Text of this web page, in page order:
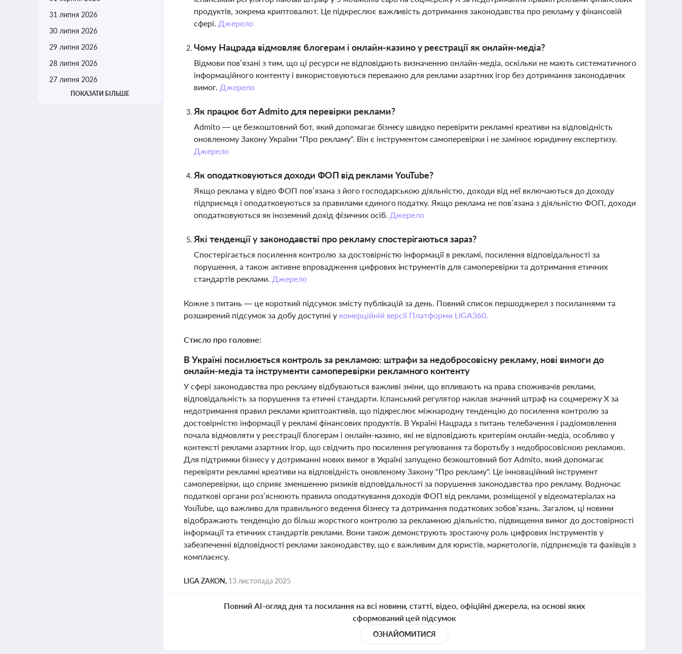
31 липня 2026
30 липня 2026
29 липня 2026
28 липня 2026
27 липня 2026
ПОКАЗАТИ БІЛЬШЕ
продуктів, зокрема криптовалют. Це підкреслює важливість дотримання законодавства про рекламу у фінансовій
сфері. Джерело
Чому Нацрада відмовляє блогерам і онлайн-казино у реєстрації як онлайн-медіа?
Відмови пов’язані з тим, що ці ресурси не відповідають визначенню онлайн-медіа, оскільки не мають систематичного
інформаційного контенту і використовуються переважно для реклами азартних ігор без дотримання законодавчих
вимог. Джерело
Як працює бот Admito для перевірки реклами?
Admito — це безкоштовний бот, який допомагає бізнесу швидко перевірити рекламні креативи на відповідність
оновленому Закону України "Про рекламу". Він є інструментом самоперевірки і не замінює юридичну експертизу.
Джерело
Як оподатковуються доходи ФОП від реклами YouTube?
Якщо реклама у відео ФОП пов’язана з його господарською діяльністю, доходи від неї включаються до доходу
підприємця і оподатковуються за правилами єдиного податку. Якщо реклама не пов’язана з діяльністю ФОП, доходи
оподатковуються як іноземний дохід фізичних осіб. Джерело
Які тенденції у законодавстві про рекламу спостерігаються зараз?
Спостерігається посилення контролю за достовірністю інформації в рекламі, посилення відповідальності за
порушення, а також активне впровадження цифрових інструментів для самоперевірки та дотримання етичних
стандартів реклами. Джерело
Кожне з питань — це короткий підсумок змісту публікацій за день. Повний список першоджерел з посиланнями та
розширений підсумок за добу доступні у комерційній версії Платформи LIGA360.
Стисло про головне:
В Україні посилюється контроль за рекламою: штрафи за недобросовісну рекламу, нові вимоги до
онлайн-медіа та інструменти самоперевірки рекламного контенту
У сфері законодавства про рекламу відбуваються важливі зміни, що впливають на права споживачів реклами,
відповідальність за порушення та етичні стандарти. Іспанський регулятор наклав значний штраф на соцмережу X за
недотримання правил реклами криптоактивів, що підкреслює міжнародну тенденцію до посилення контролю за
достовірністю інформації у рекламі фінансових продуктів. В Україні Нацрада з питань телебачення і радіомовлення
почала відмовляти у реєстрації блогерам і онлайн-казино, які не відповідають критеріям онлайн-медіа, особливо у
контексті реклами азартних ігор, що свідчить про посилення регулювання та боротьбу з недобросовісною рекламою.
Для підтримки бізнесу у дотриманні нових вимог в Україні запущено безкоштовний бот Admito, який допомагає
перевіряти рекламні креативи на відповідність оновленому Закону "Про рекламу". Це інноваційний інструмент
самоперевірки, що сприяє зменшенню ризиків відповідальності за порушення законодавства про рекламу. Водночас
податкові органи роз’яснюють правила оподаткування доходів ФОП від реклами, розміщеної у відеоматеріалах на
YouTube, що важливо для правильного ведення бізнесу та дотримання податкових зобов’язань. Загалом, ці новини
відображають тенденцію до більш жорсткого контролю за рекламною діяльністю, підвищення вимог до достовірності
інформації та етичних стандартів реклами. Вони також демонструють зростаючу роль цифрових інструментів у
забезпеченні відповідності реклами законодавству, що є важливим для юристів, маркетологів, підприємців та фахівців з
комплаєнсу.
LIGA ZAKON, 13 листопада 2025
Повний AI-огляд дня та посилання на всі новини, статті, відео, офіційні джерела, на основі яких
сформований цей підсумок
ОЗНАЙОМИТИСЯ